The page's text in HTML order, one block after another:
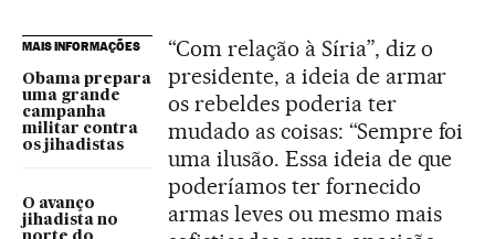
MAIS INFORMAÇÕES
Obama prepara
uma grande
campanha
militar contra
os jihadistas
O avanço
jihadista no
“Com relação à Síria”, diz o
presidente, a ideia de armar
os rebeldes poderia ter
mudado as coisas: “Sempre foi
uma ilusão. Essa ideia de que
poderíamos ter fornecido
armas leves ou mesmo mais